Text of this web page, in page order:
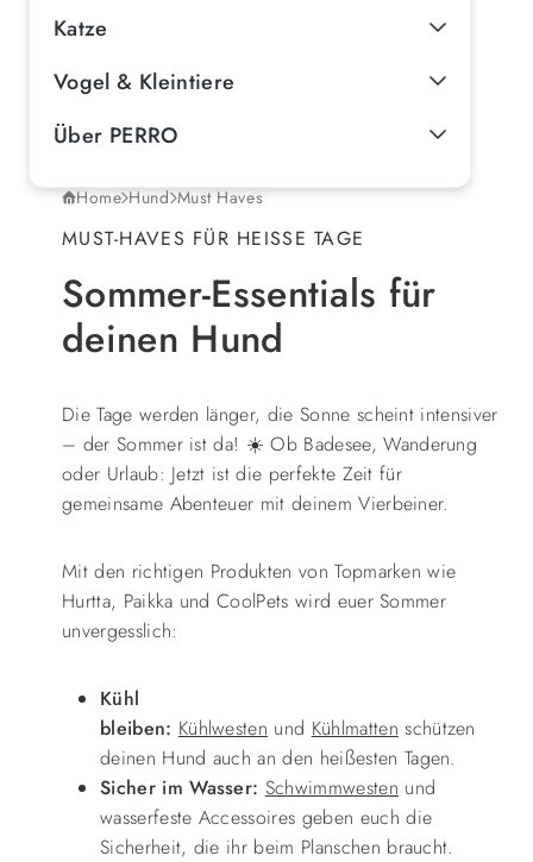
Katze
Vogel & Kleintiere
Über PERRO
Home Hund Must Haves
MUST-HAVES FÜR HEISSE TAGE
Sommer-Essentials für
deinen Hund
Die Tage werden länger, die Sonne scheint intensiver
– der Sommer ist da! ☀️ Ob Badesee, Wanderung
oder Urlaub: Jetzt ist die perfekte Zeit für
gemeinsame Abenteuer mit deinem Vierbeiner.
Mit den richtigen Produkten von Topmarken wie
Hurtta, Paikka und CoolPets wird euer Sommer
unvergesslich:
Kühl
bleiben: Kühlwesten und Kühlmatten schützen
deinen Hund auch an den heißesten Tagen.
Sicher im Wasser: Schwimmwesten und
wasserfeste Accessoires geben euch die
Sicherheit, die ihr beim Planschen braucht.